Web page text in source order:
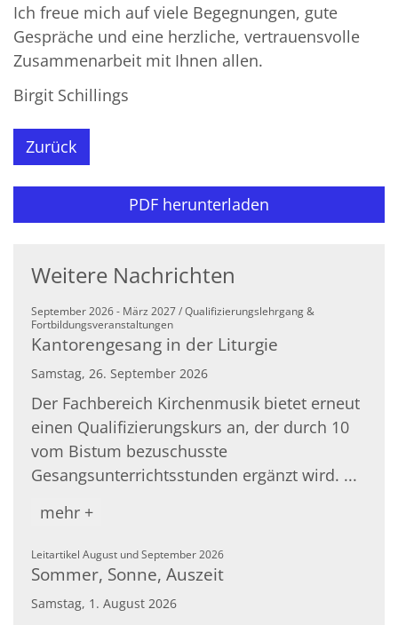
Ich freue mich auf viele Begegnungen, gute
Gespräche und eine herzliche, vertrauensvolle
Zusammenarbeit mit Ihnen allen.
Birgit Schillings
Zurück
PDF herunterladen
Weitere Nachrichten
September 2026 - März 2027 / Qualifizierungslehrgang &
Fortbildungsveranstaltungen:
Kantorengesang in der Liturgie
Samstag, 26. September 2026
Der Fachbereich Kirchenmusik bietet erneut
einen Qualifizierungskurs an, der durch 10
vom Bistum bezuschusste
Gesangsunterrichtsstunden ergänzt wird. ...
mehr +
Leitartikel August und September 2026:
Sommer, Sonne, Auszeit
Samstag, 1. August 2026